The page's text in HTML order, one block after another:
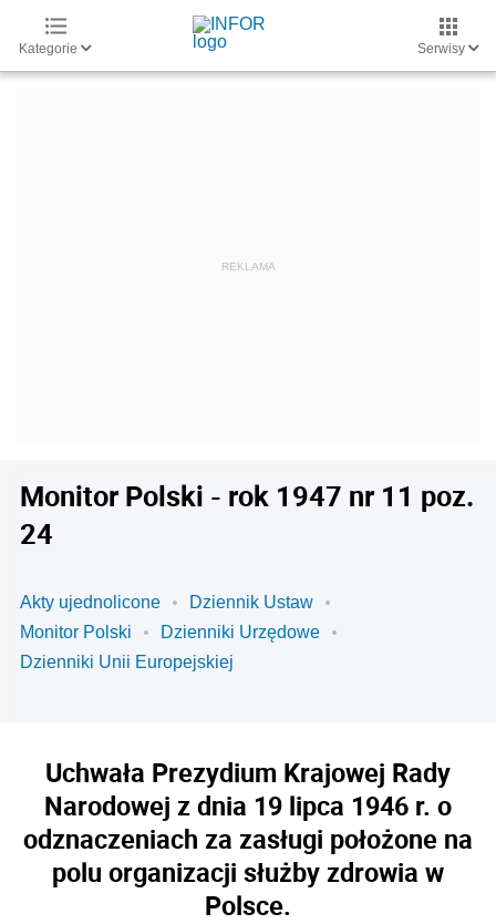
Kategorie Serwisy
Monitor Polski - rok 1947 nr 11 poz.
24
Akty ujednolicone
Dziennik Ustaw
Monitor Polski
Dzienniki Urzędowe
Dzienniki Unii Europejskiej
Uchwała Prezydium Krajowej Rady
Narodowej z dnia 19 lipca 1946 r. o
odznaczeniach za zasługi położone na
polu organizacji służby zdrowia w
Polsce.